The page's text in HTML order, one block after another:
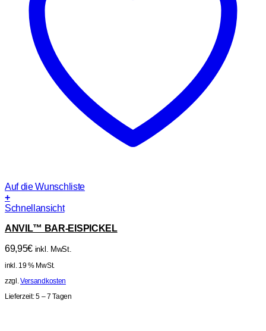
Auf die Wunschliste
+
Schnellansicht
ANVIL™ BAR-EISPICKEL
69,95€ inkl. MwSt.
inkl. 19 % MwSt.
zzgl.Versandkosten
Lieferzeit:5 – 7 Tagen